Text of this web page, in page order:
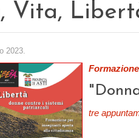
Vita,
2023.
tre